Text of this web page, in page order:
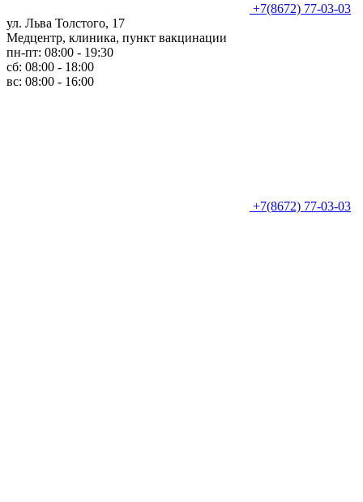
+7(8672) 77-03-03
ул. Льва Толстого, 17
Медцентр, клиника, пункт вакцинации
пн-пт: 08:00 - 19:30
сб: 08:00 - 18:00
вс: 08:00 - 16:00
+7(8672) 77-03-03